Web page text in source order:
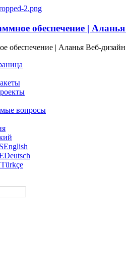
обеспечение |
обеспечение | Аланья Веб-
вопросы
English
Deutsch
Türkçe